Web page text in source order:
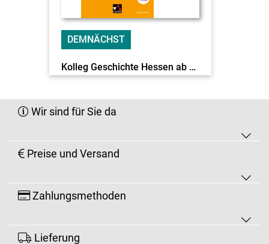
DEMNÄCHST
Kolleg Geschichte Hessen ab 2026 c&t Q-Phase EL
Wir sind für Sie da
Preise und Versand
Zahlungsmethoden
Lieferung